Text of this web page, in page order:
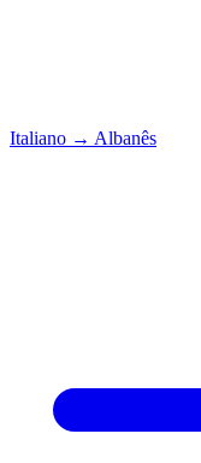
Italiano → Albanês